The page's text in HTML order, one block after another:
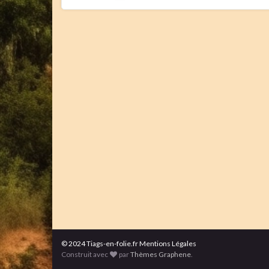
© 2024 Tiags-en-folie.fr Mentions Légales
Construit avec
parThèmes Graphene.